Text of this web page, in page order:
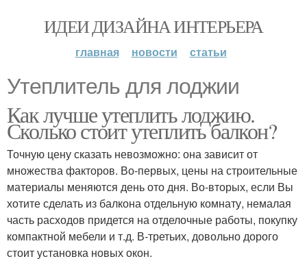
ИДЕИ ДИЗАЙНА ИНТЕРЬЕРА
главная новости статьи
Утеплитель для лоджии
Как лучше утеплить лоджию.
Сколько стоит утеплить балкон?
Точную цену сказать невозможно: она зависит от
множества факторов. Во-первых, цены на строительные
материалы меняются день ото дня. Во-вторых, если Вы
хотите сделать из балкона отдельную комнату, немалая
часть расходов придется на отделочные работы, покупку
компактной мебели и т.д. В-третьих, довольно дорого
стоит установка новых окон.